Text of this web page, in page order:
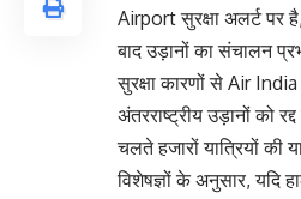
Airportसुरक्षा अलर्ट पर
बाद उड़ानों का संचालन
सुरक्षा कारणों से Air India
अंतरराष्ट्रीय उड़ानों को
चलते हजारों यात्रियों की
विशेषज्ञों के अनुसार, यदि